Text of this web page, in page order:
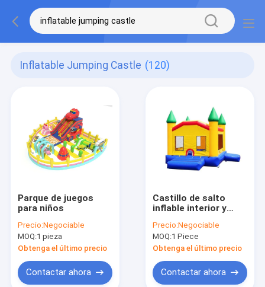
Inflatable Jumping Castle (120)
Parque de juegos
para niños
Precio:Negociable
MOQ:1 pieza
Obtenga el último precio
Contactar ahora
Castillo de salto
inflable interior y
personalizado
Atracción ideal para
parques de
diversiones
Organizadores de
eventos y empresas
Precio:Negociable
MOQ:1 Piece
Obtenga el último precio
Contactar ahora